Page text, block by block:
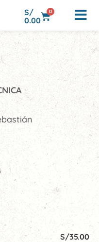
S/
0.00
0
S/35.00